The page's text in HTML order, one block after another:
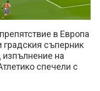
в Европа
градския съперник
на
спечели с